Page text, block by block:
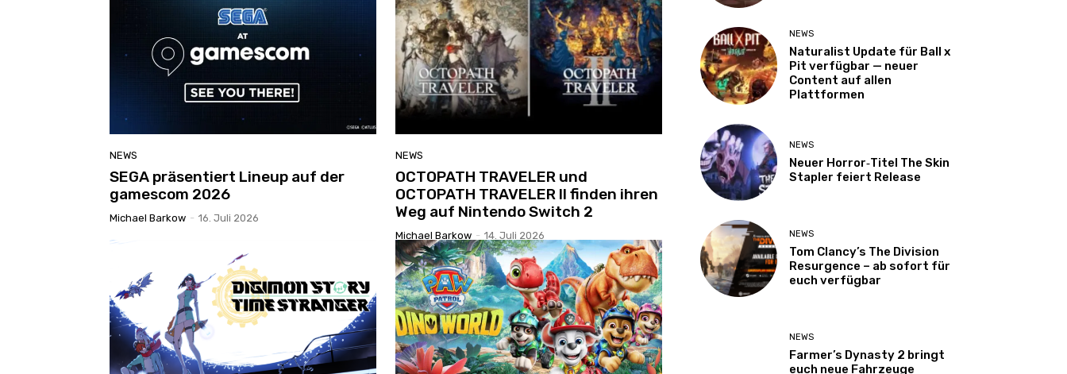
NEWS
SEGA präsentiert Lineup auf der
gamescom 2026
Michael Barkow - 16. Juli 2026
NEWS
OCTOPATH TRAVELER und
OCTOPATH TRAVELER II finden ihren
Weg auf Nintendo Switch 2
Michael Barkow - 14. Juli 2026
NEWS
Naturalist Update für Ball x
Pit verfügbar — neuer
Content auf allen
Plattformen
NEWS
Neuer Horror‑Titel The Skin
Stapler feiert Release
NEWS
Tom Clancy’s The Division
Resurgence – ab sofort für
euch verfügbar
NEWS
Farmer’s Dynasty 2 bringt
euch neue Fahrzeuge